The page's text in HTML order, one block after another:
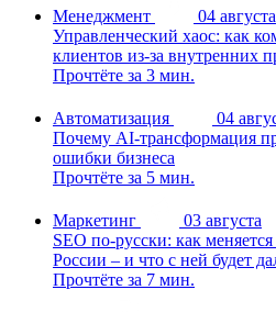
Менеджмент
04 августа
Управленческий хаос: как
клиентов из-за внутренних
Прочтёте за 3 мин.
Автоматизация
04
Почему AI-трансформация
ошибки бизнеса
Прочтёте за 5 мин.
Маркетинг
03 августа
SEO по-русски: как
России – и что с ней будет
Прочтёте за 7 мин.